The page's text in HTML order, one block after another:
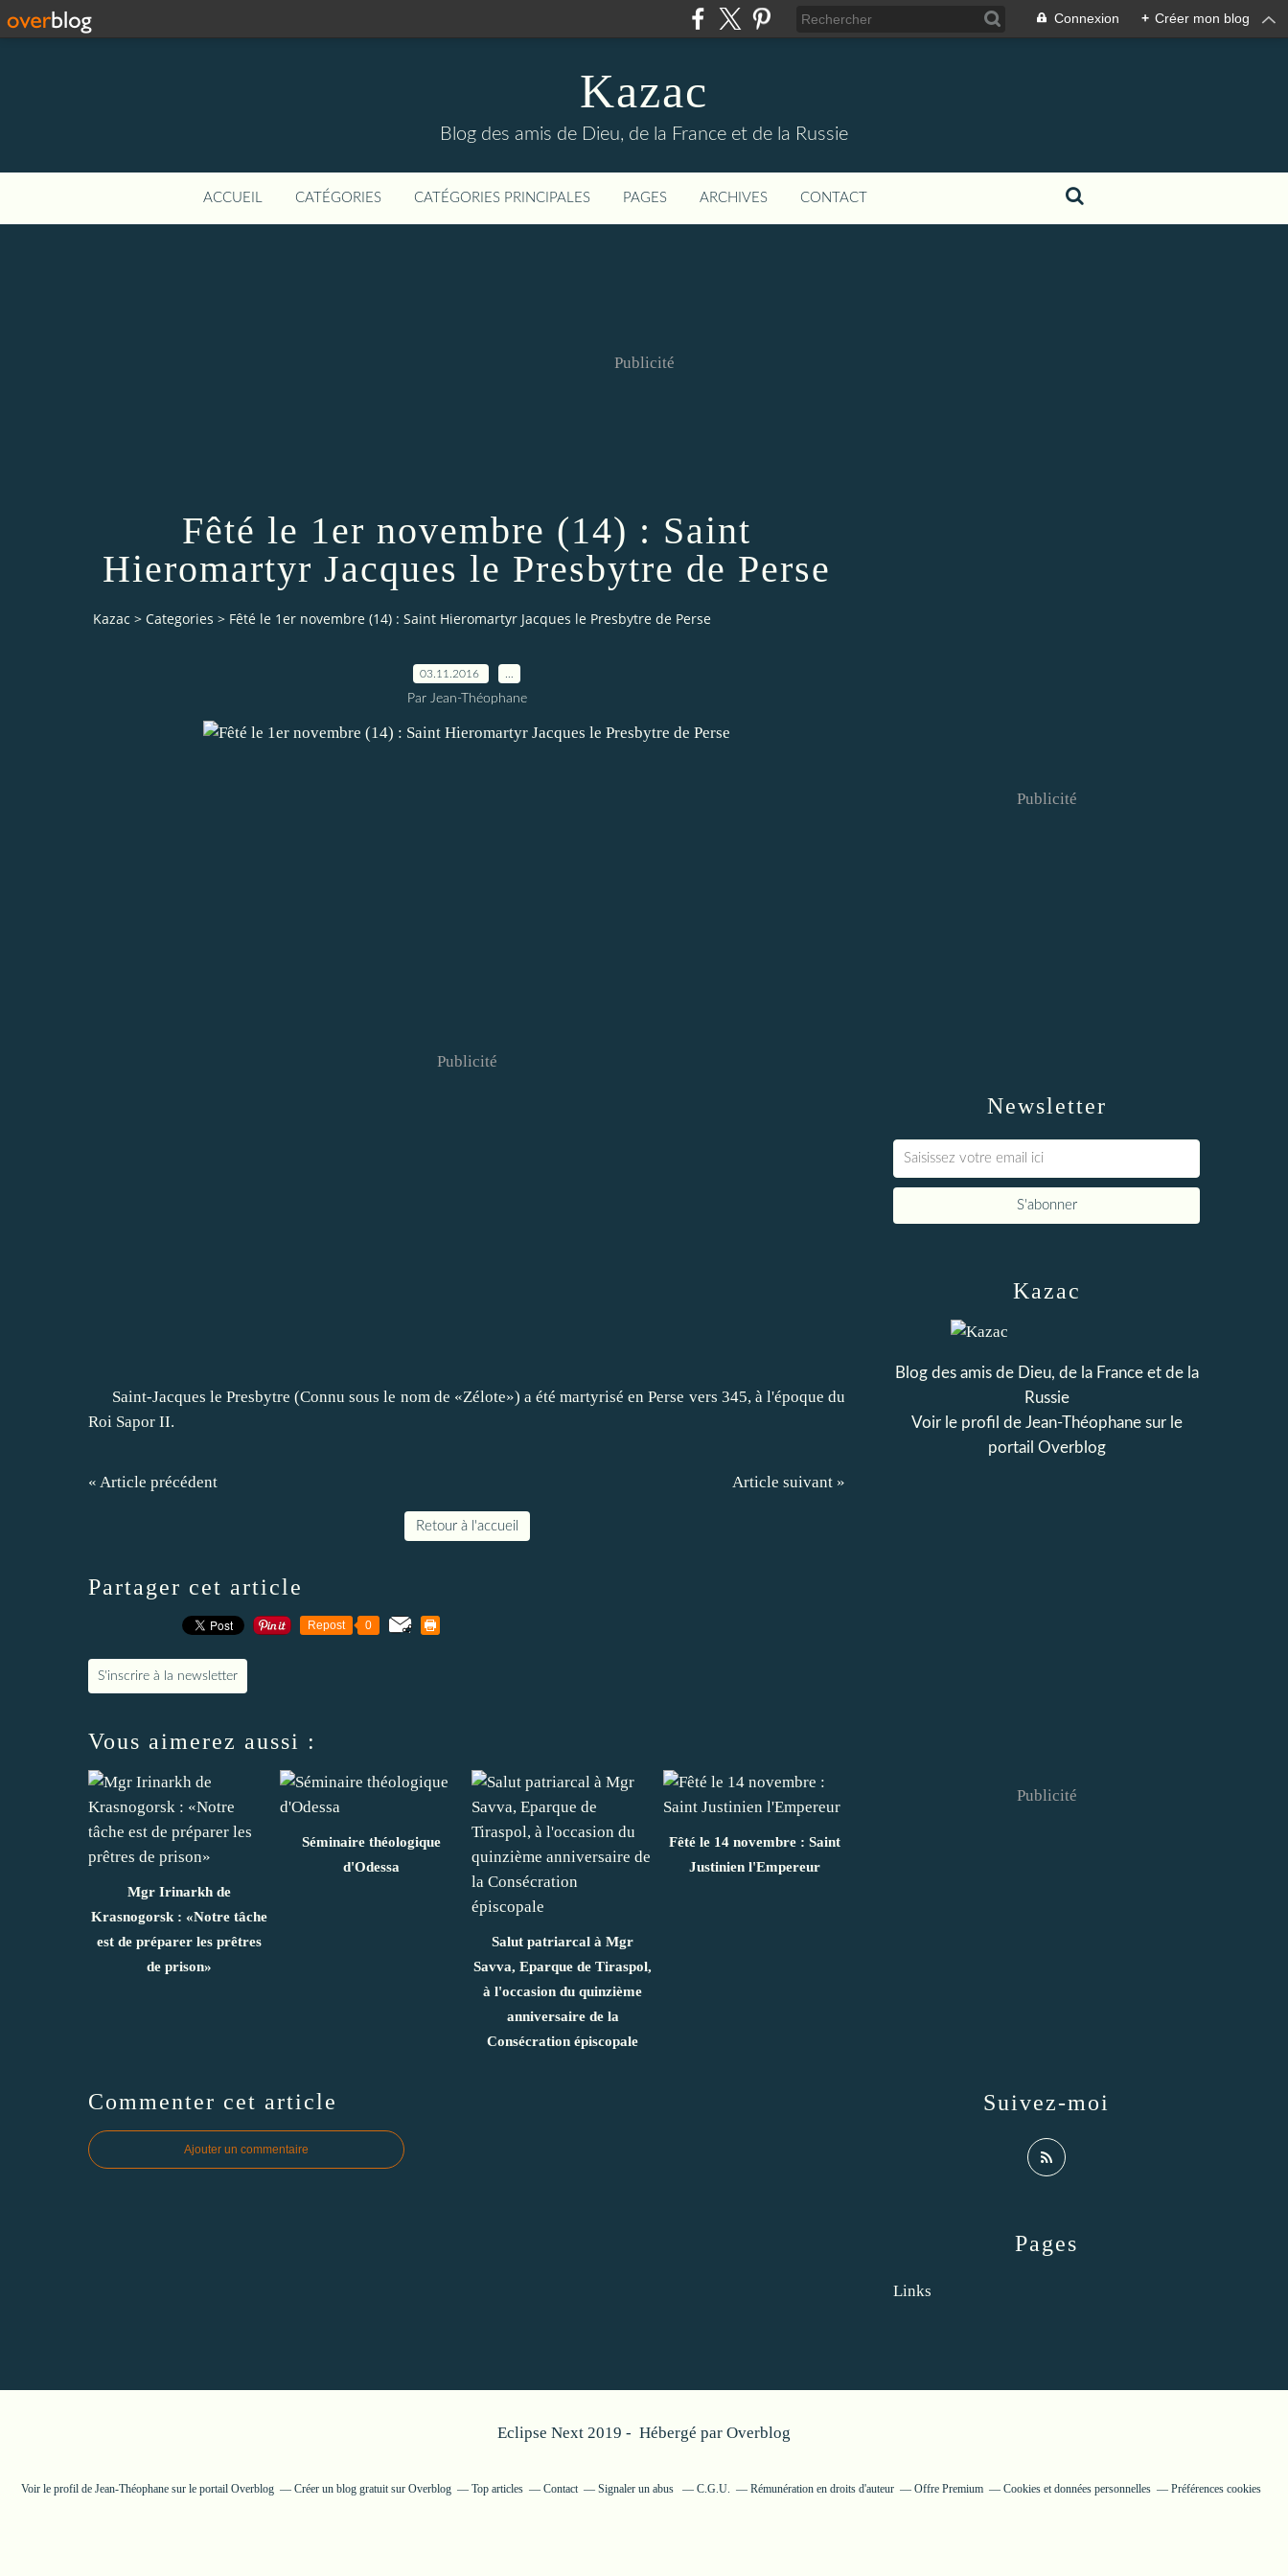
Connexion + Créer mon blog
Kazac
Blog des amis de Dieu, de la France et de la Russie
ACCUEIL CATÉGORIES CATÉGORIES PRINCIPALES PAGES ARCHIVES CONTACT
Publicité
Fêté le 1er novembre (14) : Saint
Hieromartyr Jacques le Presbytre de Perse
Kazac > Categories > Fêté le 1er novembre (14) : Saint Hieromartyr Jacques le Presbytre de Perse
03.11.2016
Par Jean-Théophane
Publicité
Saint-Jacques le Presbytre (Connu sous le nom de «Zélote») a été martyrisé en Perse vers 345, à l'époque du
Roi Sapor II.
« Article précédent Article suivant »
Retour à l'accueil
Partager cet article
Repost 0
S'inscrire à la newsletter
Vous aimerez aussi :
Mgr Irinarkh de
Krasnogorsk : «Notre tâche
est de préparer les prêtres
de prison»
Séminaire théologique
d'Odessa
Salut patriarcal à Mgr
Savva, Eparque de Tiraspol,
à l'occasion du quinzième
anniversaire de la
Consécration épiscopale
Fêté le 14 novembre : Saint
Justinien l'Empereur
Commenter cet article
Ajouter un commentaire
Newsletter
Publicité
Pages
Links
Kazac
Blog des amis de Dieu, de la France et de la
Russie
Voir le profil de Jean-Théophanesur le
portail Overblog
Suivez-moi
Publicité
Eclipse Next 2019 - Hébergé par Overblog
Voir le profil de Jean-Théophane sur le portail Overblog Créer un blog gratuit sur Overblog Top articles Contact Signaler un abus C.G.U. Rémunération en droits d'auteur Offre Premium Cookies et données personnelles Préférences cookies